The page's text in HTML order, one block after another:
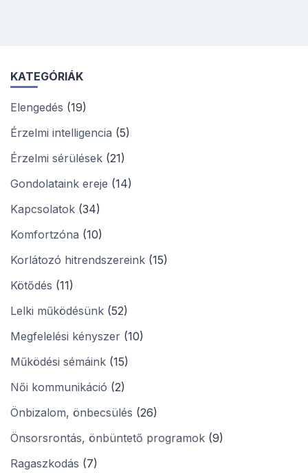
KATEGÓRIÁK
Elengedés (19)
Érzelmi intelligencia (5)
Érzelmi sérülések (21)
Gondolataink ereje (14)
Kapcsolatok (34)
Komfortzóna (10)
Korlátozó hitrendszereink (15)
Kötődés (11)
Lelki működésünk (52)
Megfelelési kényszer (10)
Működési sémáink (15)
Női kommunikáció (2)
Önbizalom, önbecsülés (26)
Önsorsrontás, önbüntető programok (9)
Ragaszkodás (7)